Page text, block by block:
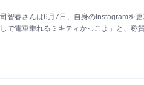
智春さんは6月7日、自身のInstagramを
で電車乗れるミキティかっこよ」と、